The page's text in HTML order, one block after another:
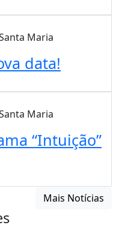
Maria
data!
Maria
“Intuição”
Mais Notícias